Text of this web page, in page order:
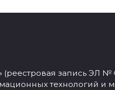
запись ЭЛ №
технологий и